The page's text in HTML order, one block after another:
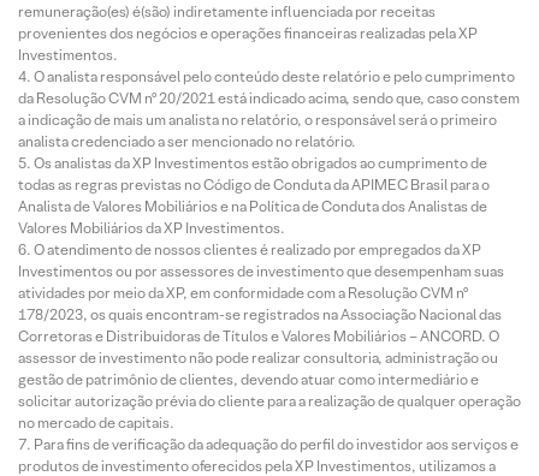
remuneração(es) é(são) indiretamente influenciada por receitas
provenientes dos negócios e operações financeiras realizadas pela XP
Investimentos.
O analista responsável pelo conteúdo deste relatório e pelo cumprimento
da Resolução CVM nº 20/2021 está indicado acima, sendo que, caso constem
a indicação de mais um analista no relatório, o responsável será o primeiro
analista credenciado a ser mencionado no relatório.
Os analistas da XP Investimentos estão obrigados ao cumprimento de
todas as regras previstas no Código de Conduta da APIMEC Brasil para o
Analista de Valores Mobiliários e na Política de Conduta dos Analistas de
Valores Mobiliários da XP Investimentos.
O atendimento de nossos clientes é realizado por empregados da XP
Investimentos ou por assessores de investimento que desempenham suas
atividades por meio da XP, em conformidade com a Resolução CVM nº
178/2023, os quais encontram-se registrados na Associação Nacional das
Corretoras e Distribuidoras de Títulos e Valores Mobiliários – ANCORD. O
assessor de investimento não pode realizar consultoria, administração ou
gestão de patrimônio de clientes, devendo atuar como intermediário e
solicitar autorização prévia do cliente para a realização de qualquer operação
no mercado de capitais.
Para fins de verificação da adequação do perfil do investidor aos serviços e
produtos de investimento oferecidos pela XP Investimentos, utilizamos a